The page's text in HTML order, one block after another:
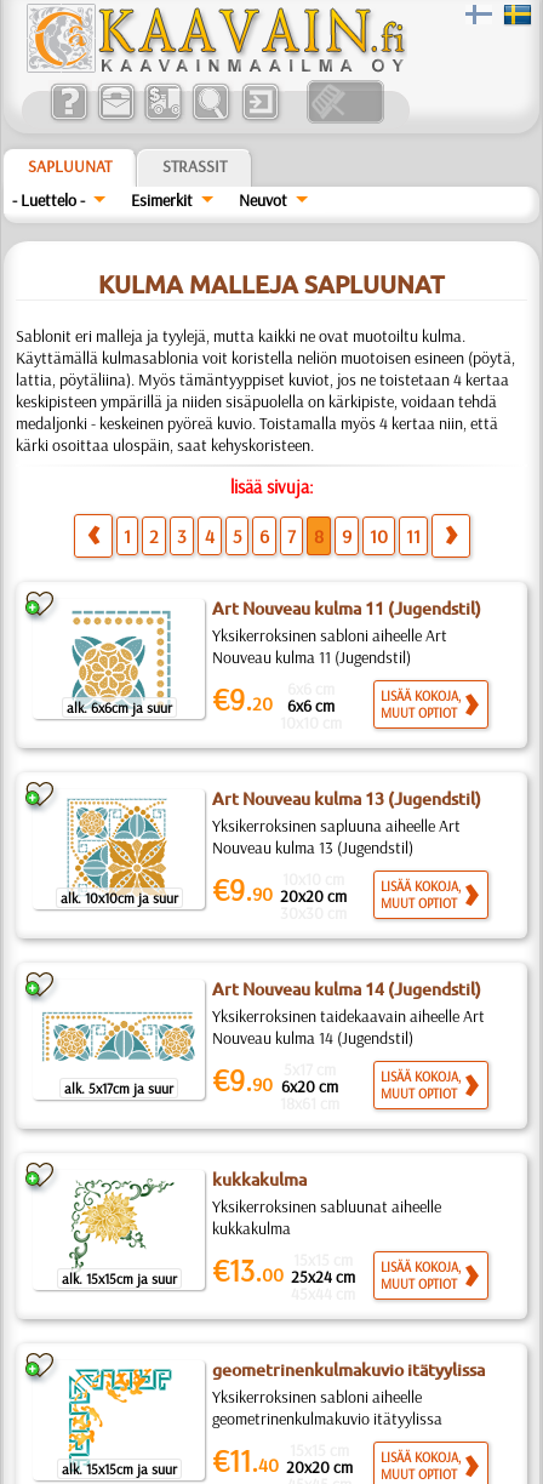
SAPLUUNAT
STRASSIT
- Luettelo -
Esimerkit Neuvot
KULMA MALLEJA SAPLUUNAT
Sablonit eri malleja ja tyylejä, mutta kaikki ne ovat muotoiltu kulma.
Käyttämällä kulmasablonia voit koristella neliön muotoisen esineen (pöytä,
lattia, pöytäliina). Myös tämäntyyppiset kuviot, jos ne toistetaan 4 kertaa
keskipisteen ympärillä ja niiden sisäpuolella on kärkipiste, voidaan tehdä
medaljonki - keskeinen pyöreä kuvio. Toistamalla myös 4 kertaa niin, että
kärki osoittaa ulospäin, saat kehyskoristeen.
lisää sivuja:
1 2 3 4 5 6 7 8 9 10 11
alk. 6x6cm ja suur
Art Nouveau kulma 11 (Jugendstil)
Yksikerroksinen sabloni aiheelle Art
Nouveau kulma 11 (Jugendstil)
€9.20 6x6 cm
LISÄÄ KOKOJA,
MUUT OPTIOT
alk. 10x10cm ja suur
Art Nouveau kulma 13 (Jugendstil)
Yksikerroksinen sapluuna aiheelle Art
Nouveau kulma 13 (Jugendstil)
€9.90 20x20 cm
LISÄÄ KOKOJA,
MUUT OPTIOT
alk. 5x17cm ja suur
Art Nouveau kulma 14 (Jugendstil)
Yksikerroksinen taidekaavain aiheelle Art
Nouveau kulma 14 (Jugendstil)
€9.90 6x20 cm
LISÄÄ KOKOJA,
MUUT OPTIOT
alk. 15x15cm ja suur
kukkakulma
Yksikerroksinen sabluunat aiheelle
kukkakulma
€13.00 25x24 cm
LISÄÄ KOKOJA,
MUUT OPTIOT
alk. 15x15cm ja suur
geometrinenkulmakuvio itätyylissa
Yksikerroksinen sabloni aiheelle
geometrinenkulmakuvio itätyylissa
€11.40 20x20 cm
LISÄÄ KOKOJA,
MUUT OPTIOT